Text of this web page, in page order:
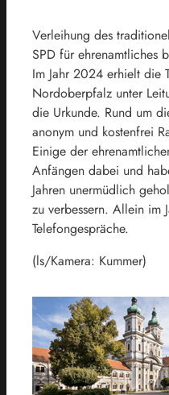
Verleihung des
SPD für ehrenamtliches
Im Jahr 2024 erhielt die
Nordoberpfalz unter
die Urkunde. Rund um
anonym und kostenfrei
Einige der
Anfängen dabei und
Jahren unermüdlich
zu verbessern. Allein
Telefongespräche.
(ls/Kamera: Kummer)